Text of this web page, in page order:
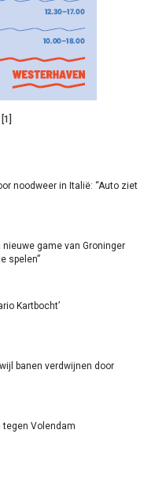
noodweer in Italië: “Auto ziet
game van Groninger
spelen”
Kartbocht’
banen verdwijnen door
tegen Volendam